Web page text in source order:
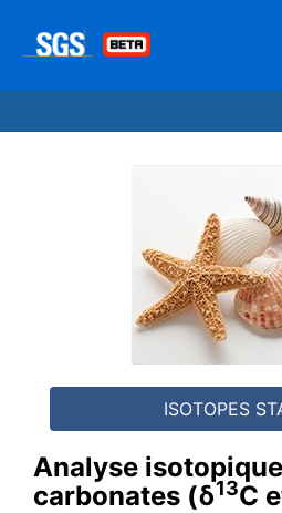
Analyse
carbonates (δ13C